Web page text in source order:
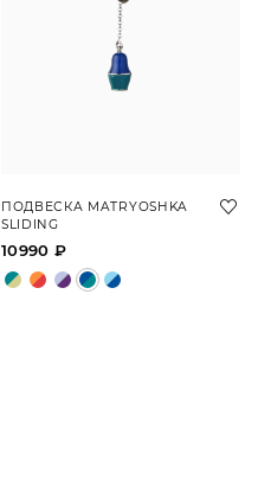
ПОДВЕСКА MATRYOSHKA
SLIDING
10990 ₽